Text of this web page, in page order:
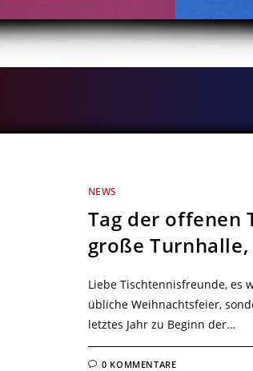
NEWS
Tag der offenen
große
Liebe Tischtennisfreunde, es
übliche Weihnachtsfeier,
letztes Jahr zu Beginn der…
0 KOMMENTARE